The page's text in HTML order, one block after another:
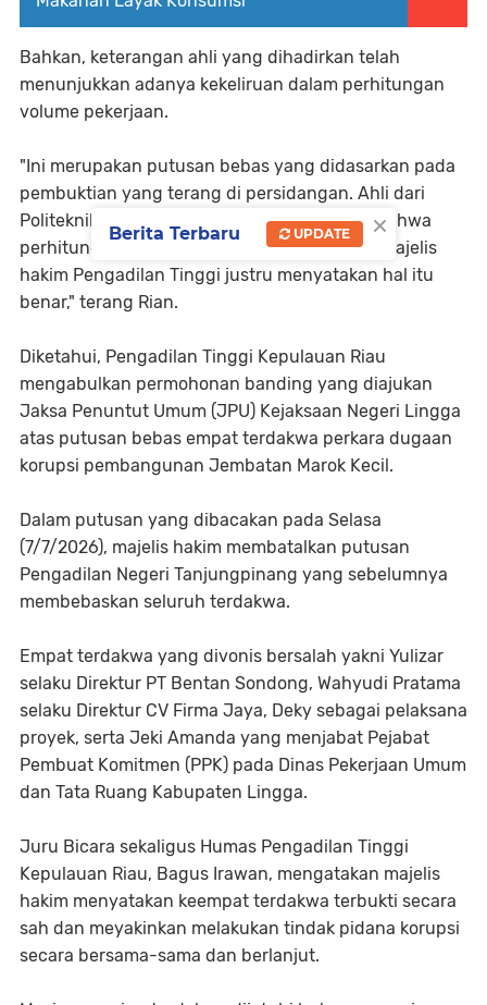
Bahkan, keterangan ahli yang dihadirkan telah
menunjukkan adanya kekeliruan dalam perhitungan
volume pekerjaan.
"Ini merupakan putusan bebas yang didasarkan pada
pembuktian yang terang di persidangan. Ahli dari
Politeknik Lhokseumawe telah menjelaskan bahwa
perhitungan volume tersebut keliru. Namun majelis
hakim Pengadilan Tinggi justru menyatakan hal itu
benar," terang Rian.
Diketahui, Pengadilan Tinggi Kepulauan Riau
mengabulkan permohonan banding yang diajukan
Jaksa Penuntut Umum (JPU) Kejaksaan Negeri Lingga
atas putusan bebas empat terdakwa perkara dugaan
korupsi pembangunan Jembatan Marok Kecil.
Dalam putusan yang dibacakan pada Selasa
(7/7/2026), majelis hakim membatalkan putusan
Pengadilan Negeri Tanjungpinang yang sebelumnya
membebaskan seluruh terdakwa.
Empat terdakwa yang divonis bersalah yakni Yulizar
selaku Direktur PT Bentan Sondong, Wahyudi Pratama
selaku Direktur CV Firma Jaya, Deky sebagai pelaksana
proyek, serta Jeki Amanda yang menjabat Pejabat
Pembuat Komitmen (PPK) pada Dinas Pekerjaan Umum
dan Tata Ruang Kabupaten Lingga.
Juru Bicara sekaligus Humas Pengadilan Tinggi
Kepulauan Riau, Bagus Irawan, mengatakan majelis
hakim menyatakan keempat terdakwa terbukti secara
sah dan meyakinkan melakukan tindak pidana korupsi
secara bersama-sama dan berlanjut.
×
Berita Terbaru UPDATE